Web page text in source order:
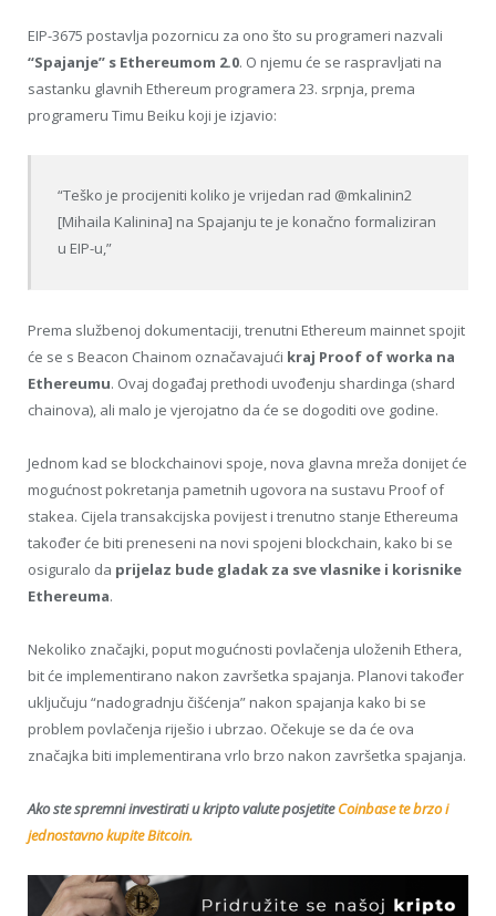
EIP-3675 postavlja pozornicu za ono što su programeri nazvali
“Spajanje” s Ethereumom 2.0. O njemu će se raspravljati na
sastanku glavnih Ethereum programera 23. srpnja, prema
programeru Timu Beiku koji je izjavio:
“Teško je procijeniti koliko je vrijedan rad @mkalinin2
[Mihaila Kalinina] na Spajanju te je konačno formaliziran
u EIP-u,”
Prema službenoj dokumentaciji, trenutni Ethereum mainnet spojit
će se s Beacon Chainom označavajući kraj Proof of worka na
Ethereumu. Ovaj događaj prethodi uvođenju shardinga (shard
chainova), ali malo je vjerojatno da će se dogoditi ove godine.
Jednom kad se blockchainovi spoje, nova glavna mreža donijet će
mogućnost pokretanja pametnih ugovora na sustavu Proof of
stakea. Cijela transakcijska povijest i trenutno stanje Ethereuma
također će biti preneseni na novi spojeni blockchain, kako bi se
osiguralo da prijelaz bude gladak za sve vlasnike i korisnike
Ethereuma.
Nekoliko značajki, poput mogućnosti povlačenja uloženih Ethera,
bit će implementirano nakon završetka spajanja. Planovi također
uključuju “nadogradnju čišćenja” nakon spajanja kako bi se
problem povlačenja riješio i ubrzao. Očekuje se da će ova
značajka biti implementirana vrlo brzo nakon završetka spajanja.
Ako ste spremni investirati u kripto valute posjetiteCoinbase te brzo i
jednostavno kupite Bitcoin.